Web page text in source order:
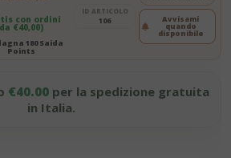
con ordini
da €40,00)
180 Saida
Points
ID ARTICOLO
106 Avvisami
quando
disponibile
€40.00per la spedizione gratuita
in Italia.